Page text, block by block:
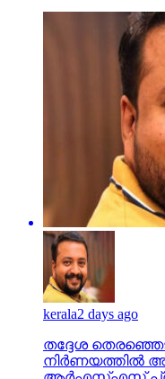
kerala2 days ago
തദ്ദേശ
നിര്‍ണയത്തില്‍